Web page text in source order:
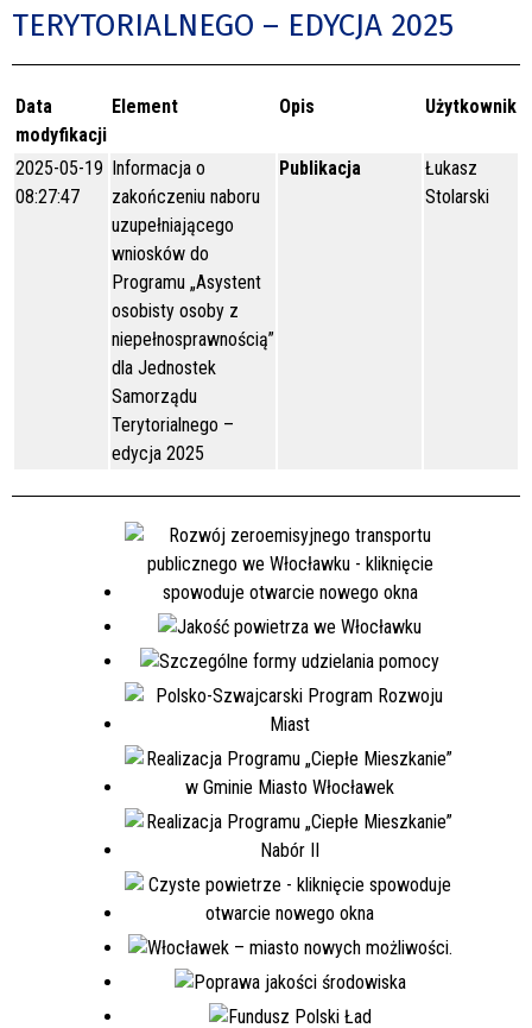
TERYTORIALNEGO – EDYCJA 2025
Data
modyfikacji
Element Opis Użytkownik
2025-05-19
08:27:47
Informacja o
zakończeniu naboru
uzupełniającego
wniosków do
Programu „Asystent
osobisty osoby z
niepełnosprawnością”
dla Jednostek
Samorządu
Terytorialnego –
edycja 2025
Publikacja
Łukasz
Stolarski